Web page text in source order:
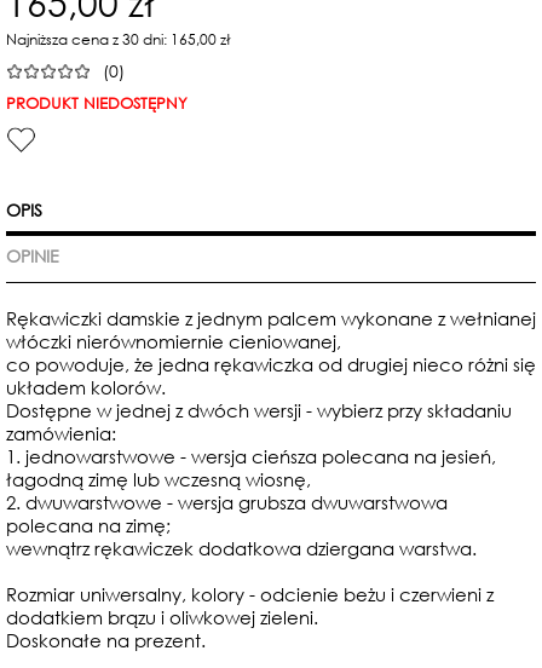
Najniższa cena z 30 dni: 165,00 zł
(0)
PRODUKT NIEDOSTĘPNY
OPIS
OPINIE
Rękawiczki damskie z jednym palcem wykonane z wełnianej
włóczki nierównomiernie cieniowanej,
co powoduje, że jedna rękawiczka od drugiej nieco różni się
układem kolorów.
Dostępne w jednej z dwóch wersji - wybierz przy składaniu
zamówienia:
1. jednowarstwowe - wersja cieńsza polecana na jesień,
łagodną zimę lub wczesną wiosnę,
2. dwuwarstwowe - wersja grubsza dwuwarstwowa
polecana na zimę;
wewnątrz rękawiczek dodatkowa dziergana warstwa.
Rozmiar uniwersalny, kolory - odcienie beżu i czerwieni z
dodatkiem brązu i oliwkowej zieleni.
Doskonałe na prezent.